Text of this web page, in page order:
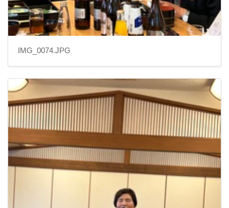
IMG_0074.JPG